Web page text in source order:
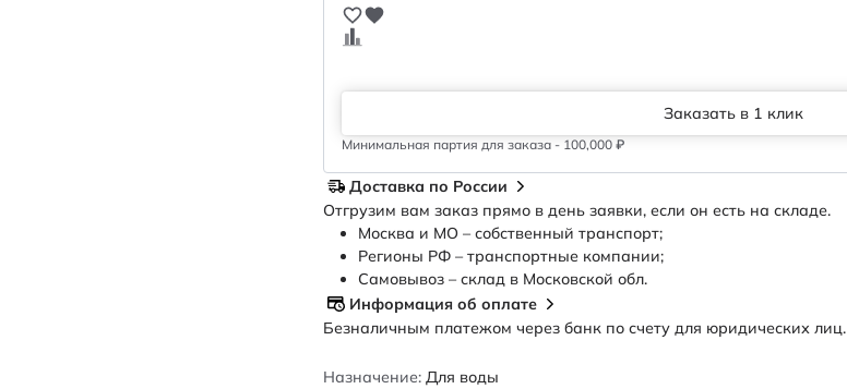
Назначение: Для воды
Заказать в 1 клик
Минимальная партия для заказа - 100,000 ₽
Доставка по России
Отгрузим вам заказ прямо в день заявки, если он есть на складе.
Москва и МО – собственный транспорт;
Регионы РФ – транспортные компании;
Самовывоз – склад в Московской обл.
Информация об оплате
Безналичным платежом через банк по счету для юридических лиц.